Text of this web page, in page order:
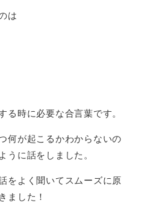
は
る時に必要な合言葉です。
何が起こるかわからないの
うに話をしました。
をよく聞いてスムーズに原
ました！